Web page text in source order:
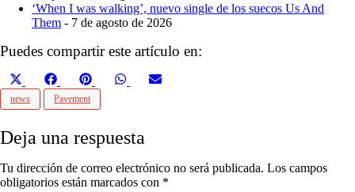
‘When I was walking’, nuevo single de los suecos Us And
Them - 7 de agosto de 2026
Puedes compartir este artículo en:
Compartir
en
(Twitter)
Compartir
en
FacebookCompartir
en
Pinterest Compartir
WhatsAppCompartir
news Pavement
Deja una respuesta
Tu dirección de correo electrónico no será publicada. Los campos
obligatorios están marcados con *